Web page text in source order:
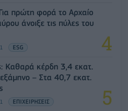
πρώτη φορά το Αρχαίο
άνοιξε τις πύλες του
ESG
Καθαρά κέρδη 3,4 εκατ.
– Στα 40,7 εκατ.
ΕΠΙΧΕΙΡΗΣΕΙΣ